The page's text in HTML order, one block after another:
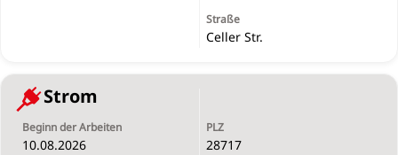
Celler Str.
Strom
10.08.2026 28717